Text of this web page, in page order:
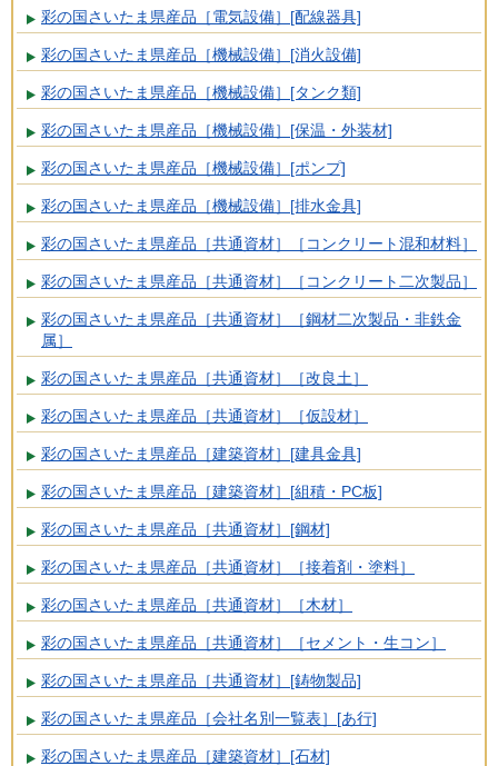
彩の国さいたま県産品［電気設備］[配線器具]
彩の国さいたま県産品［機械設備］[消火設備]
彩の国さいたま県産品［機械設備］[タンク類]
彩の国さいたま県産品［機械設備］[保温・外装材]
彩の国さいたま県産品［機械設備］[ポンプ]
彩の国さいたま県産品［機械設備］[排水金具]
彩の国さいたま県産品［共通資材］［コンクリート混和材料］
彩の国さいたま県産品［共通資材］［コンクリート二次製品］
彩の国さいたま県産品［共通資材］［鋼材二次製品・非鉄金
属］
彩の国さいたま県産品［共通資材］［改良土］
彩の国さいたま県産品［共通資材］［仮設材］
彩の国さいたま県産品［建築資材］[建具金具]
彩の国さいたま県産品［建築資材］[組積・PC板]
彩の国さいたま県産品［共通資材］[鋼材]
彩の国さいたま県産品［共通資材］［接着剤・塗料］
彩の国さいたま県産品［共通資材］［木材］
彩の国さいたま県産品［共通資材］［セメント・生コン］
彩の国さいたま県産品［共通資材］[鋳物製品]
彩の国さいたま県産品［会社名別一覧表］[あ行]
彩の国さいたま県産品［建築資材］[石材]